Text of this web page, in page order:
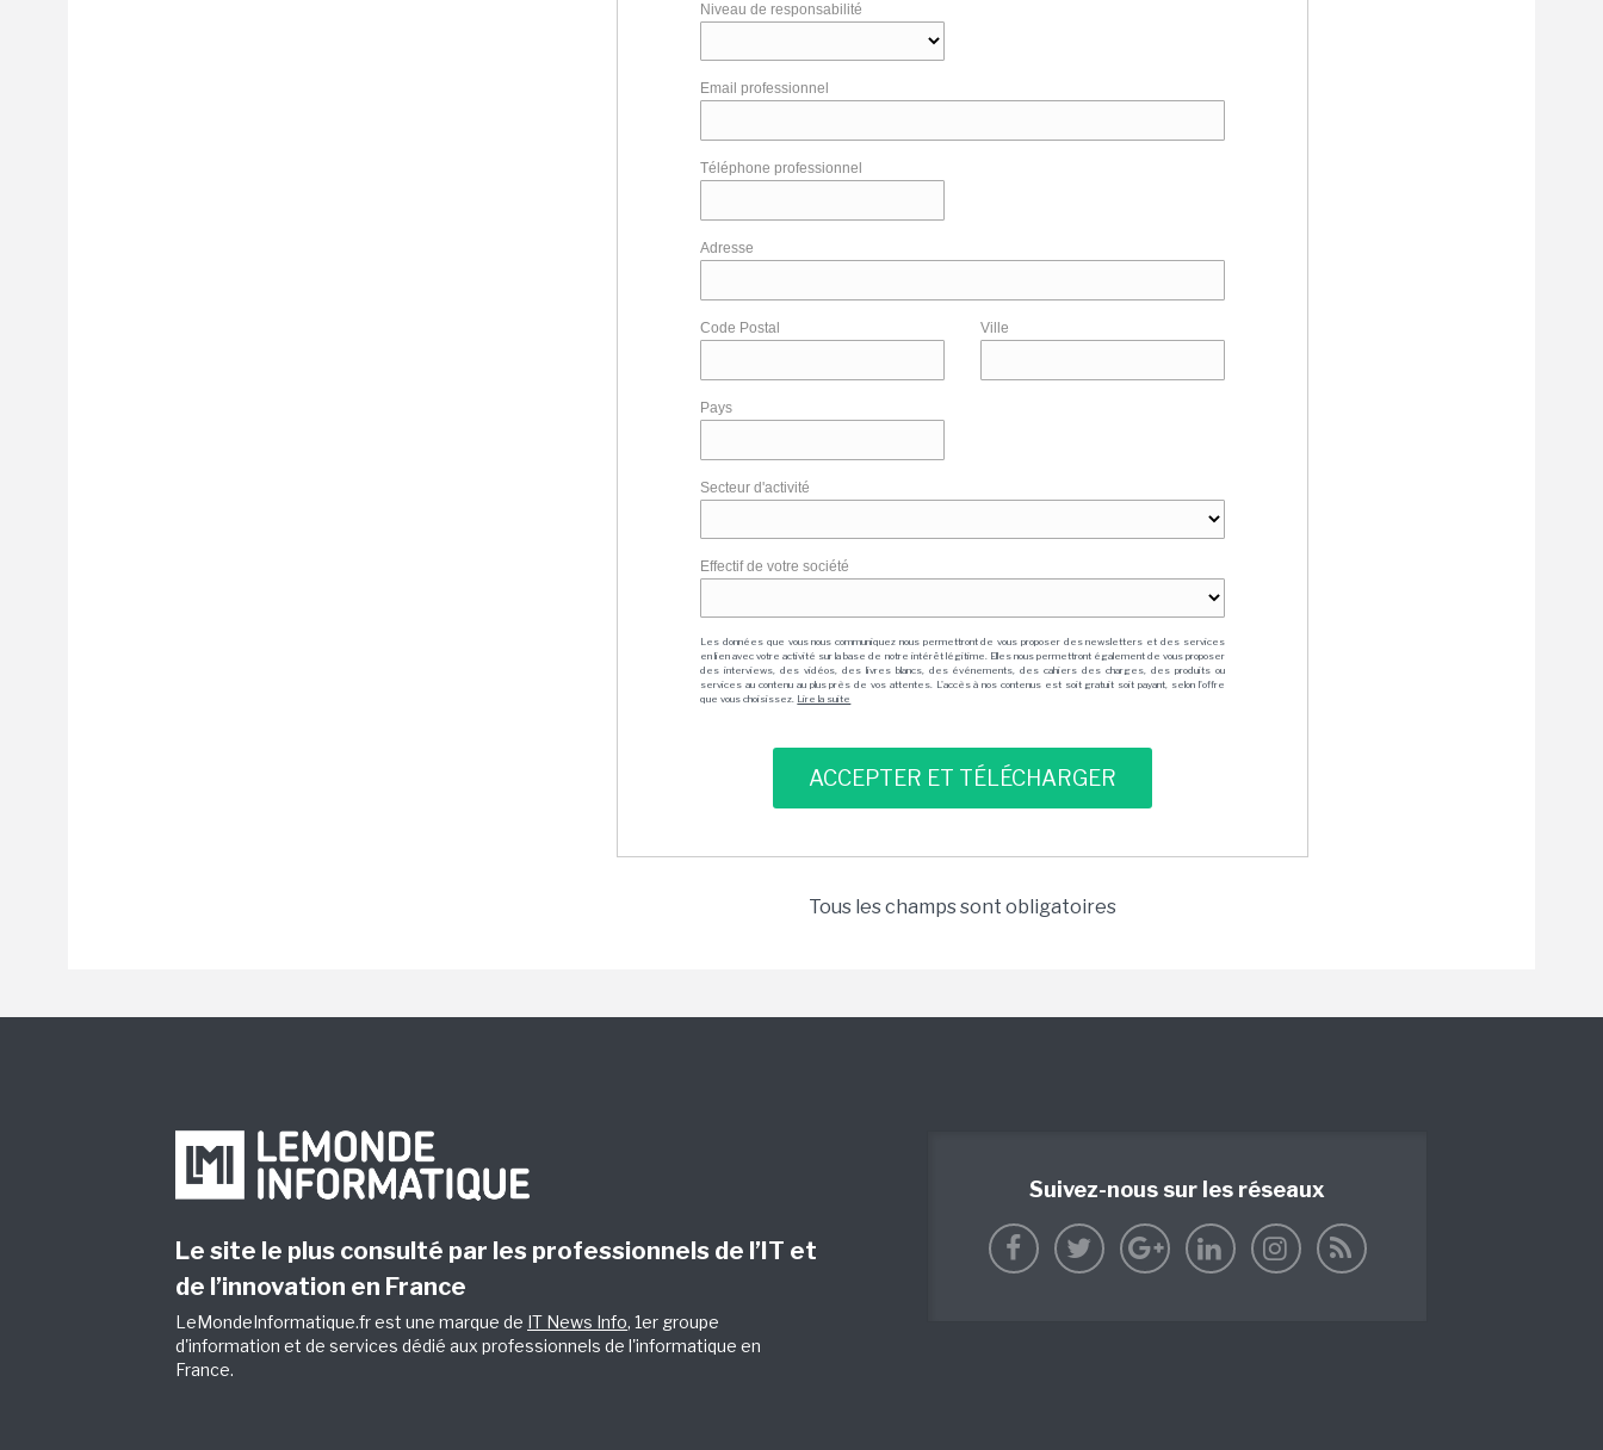
Niveau de responsabilité
Email professionnel
Téléphone professionnel
Adresse
Code Postal Ville
Pays
Secteur d'activité
Effectif de votre société
Les données que vous nous communiquez nous permettront de vous proposer des newsletters et des services
en lien avec votre activité sur la base de notre intérêt légitime. Elles nous permettront également de vous proposer
des interviews, des vidéos, des livres blancs, des événements, des cahiers des charges, des produits ou
services au contenu au plus près de vos attentes. L'accès à nos contenus est soit gratuit soit payant, selon l'offre
que vous choisissez. Lire la suite
Tous les champs sont obligatoires
Le site le plus consulté par les professionnels de l’IT et
de l’innovation en France
LeMondeInformatique.fr est une marque de IT News Info, 1er groupe
d'information et de services dédié aux professionnels de l'informatique en
France.
Suivez-nous sur les réseaux